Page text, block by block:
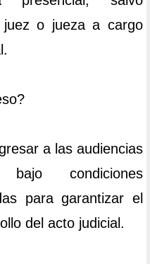
juez o jueza a cargo
a las audiencias
bajo condiciones
para garantizar el
del acto judicial.